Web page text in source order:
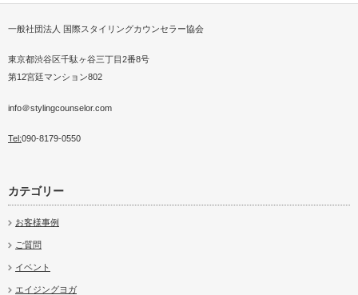
…
開催
2018春夏トレンドメイク
イベント3回…
一般社団法人 国際スタイリングカウンセラー協会
東京都渋谷区千駄ヶ谷三丁目2番8号
第12宮廷マンション802
info＠stylingcounselor.com
Tel:090-8179-0550
カテゴリー
お客様事例
ご質問
イベント
エイジングヨガ